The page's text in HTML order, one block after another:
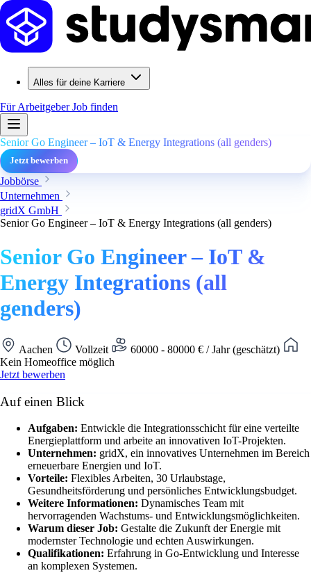
Alles für deine Karriere
Für ArbeitgeberJob finden
Senior Go Engineer – IoT & Energy Integrations (all genders)
Jetzt bewerben
Jobbörse
Unternehmen
gridX GmbH
Senior Go Engineer – IoT & Energy Integrations (all genders)
Senior Go Engineer – IoT &
Energy Integrations (all
genders)
Aachen Vollzeit
60000 - 80000 € / Jahr (geschätzt)
Kein Homeoffice möglich
Jetzt bewerben
Auf einen Blick
Aufgaben: Entwickle die Integrationsschicht für eine verteilte
Energieplattform und arbeite an innovativen IoT-Projekten.
Unternehmen: gridX, ein innovatives Unternehmen im Bereich
erneuerbare Energien und IoT.
Vorteile: Flexibles Arbeiten, 30 Urlaubstage,
Gesundheitsförderung und persönliches Entwicklungsbudget.
Weitere Informationen: Dynamisches Team mit
hervorragenden Wachstums- und Entwicklungsmöglichkeiten.
Warum dieser Job: Gestalte die Zukunft der Energie mit
modernster Technologie und echten Auswirkungen.
Qualifikationen: Erfahrung in Go-Entwicklung und Interesse
an komplexen Systemen.